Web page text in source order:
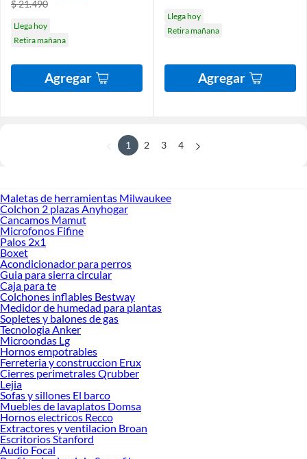
$ 21.490
Llega hoy
Retira mañana
Agregar
Llega hoy
Retira mañana
Agregar
1 2 3 4
Maletas de herramientas Milwaukee
Colchon 2 plazas Anyhogar
Cancamos Mamut
Microfonos Fifine
Palos 2x1
Boxet
Acondicionador para perros
Guia para sierra circular
Caja para te
Colchones inflables Bestway
Medidor de humedad para plantas
Sopletes y balones de gas
Tecnologia Anker
Microondas Lg
Hornos empotrables
Ferreteria y construccion Erux
Cierres perimetrales Qrubber
Lejia
Sofas y sillones El barco
Muebles de lavaplatos Domsa
Hornos electricos Recco
Extractores y ventilacion Broan
Escritorios Stanford
Audio Focal